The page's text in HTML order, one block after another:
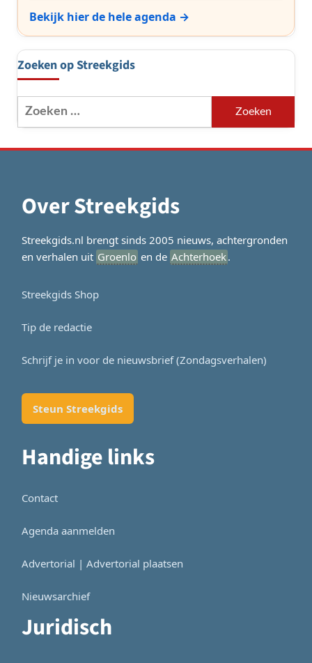
Bekijk hier de hele agenda →
Zoeken op Streekgids
Zoeken
naar:
Over Streekgids
Streekgids.nl brengt sinds 2005 nieuws, achtergronden
en verhalen uit Groenlo en de Achterhoek.
Streekgids Shop
Tip de redactie
Schrijf je in voor de nieuwsbrief (Zondagsverhalen)
Steun Streekgids
Handige links
Contact
Agenda aanmelden
Advertorial | Advertorial plaatsen
Nieuwsarchief
Juridisch